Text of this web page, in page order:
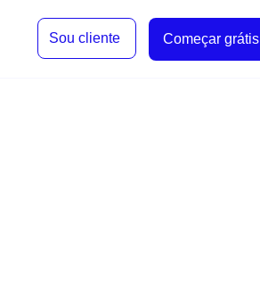
Sou cliente Começar grátis